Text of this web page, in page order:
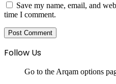
Save my name, email, and
time I comment.
Follow Us
Go to the Arqam options